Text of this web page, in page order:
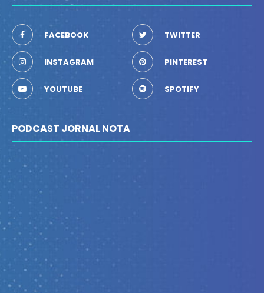
FACEBOOK TWITTER
INSTAGRAM PINTEREST
YOUTUBE SPOTIFY
PODCAST JORNAL NOTA